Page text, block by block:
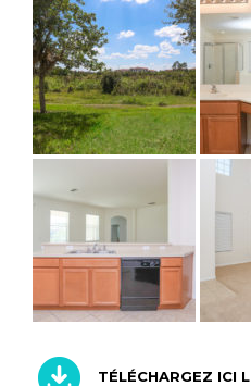
TÉLÉCHARGEZ ICI